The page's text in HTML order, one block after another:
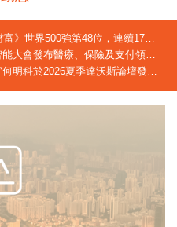
界500強第48位，連續17年躋身榜單
發布醫療、保險及支付領域創新成果
達沃斯論壇發言：中國正迎來「屬於自己的長壽時代」